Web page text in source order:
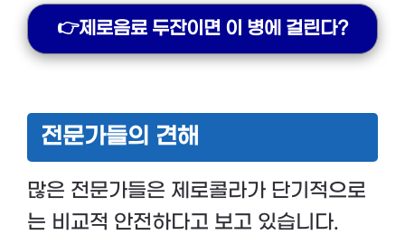
👉제로음료 두잔이면 이 병에 걸린다?
전문가들의 견해
많은 전문가들은 제로콜라가 단기적으로
는 비교적 안전하다고 보고 있습니다.